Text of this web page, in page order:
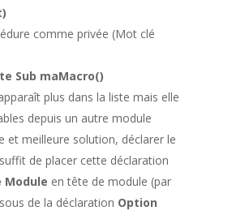
comme privée (Mot clé
Sub maMacro()
plus dans la liste mais elle
depuis un autre module
et meilleure solution, déclarer le
de placer cette déclaration
Module en tête de module (par
de la déclaration Option